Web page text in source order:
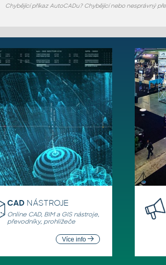
Chybějící příkaz AutoCADu? Chybějící nebo nesprávný
CAD NÁSTROJE
Online CAD, BIM a GIS nástroje,
převodníky, prohlížeče
Více info